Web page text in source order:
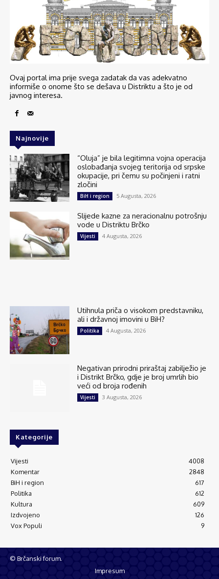
Ovaj portal ima prije svega zadatak da vas adekvatno
informiše o onome što se dešava u Distriktu a što je od
javnog interesa.
Najnovije
“Oluja” je bila legitimna vojna operacija
oslobađanja svojeg teritorija od srpske
okupacije, pri čemu su počinjeni i ratni
zločini
BiH i region 5 Augusta, 2026
Slijede kazne za neracionalnu potrošnju
vode u Distriktu Brčko
Vijesti 4 Augusta, 2026
Utihnula priča o visokom predstavniku,
ali i državnoj imovini u BiH?
Politika 4 Augusta, 2026
Negativan prirodni priraštaj zabilježio je
i Distrikt Brčko, gdje je broj umrlih bio
veći od broja rođenih
Vijesti 3 Augusta, 2026
Kategorije
Vijesti
4008
Komentar
2848
BiH i region
617
Politika
612
Kultura
609
Izdvojeno
126
Vox Populi
9
© Brčanski forum.
Impresum